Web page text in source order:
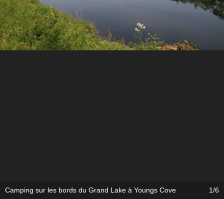
1/6
Camping sur les bords du Grand Lake à Youngs Cove